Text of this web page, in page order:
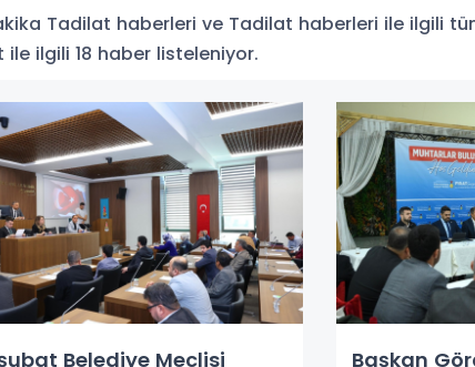
Tadilat haberleri ve Tadilat haberleri ile ilgili
ile ilgili 18 haber listeleniyor.
Belediye Meclisi
Başkan